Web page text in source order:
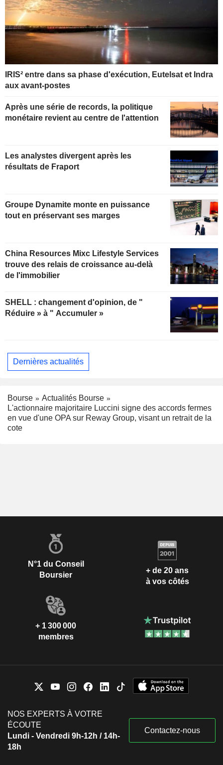
IRIS² entre dans sa phase d'exécution, Eutelsat et Indra
aux avant-postes
Après une série de records, la politique
monétaire revient au centre de l'attention
Les analystes divergent après les
résultats de Fraport
Groupe Dynamite monte en puissance
tout en préservant ses marges
China Resources Mixc Lifestyle Services
trouve des relais de croissance au-delà
de l'immobilier
SHELL : changement d'opinion, de "
Réduire » à " Accumuler »
Dernières actualités
Bourse
Actualités Bourse
L'actionnaire majoritaire Luccini signe des accords fermes
en vue d'une OPA sur Reway Group, visant un retrait de la
cote
N°1 du Conseil
Boursier
+ de 20 ans
à vos côtés
+ 1 300 000
membres
NOS EXPERTS À VOTRE
ÉCOUTE
Lundi - Vendredi 9h-12h / 14h-
18h
Contactez-nous